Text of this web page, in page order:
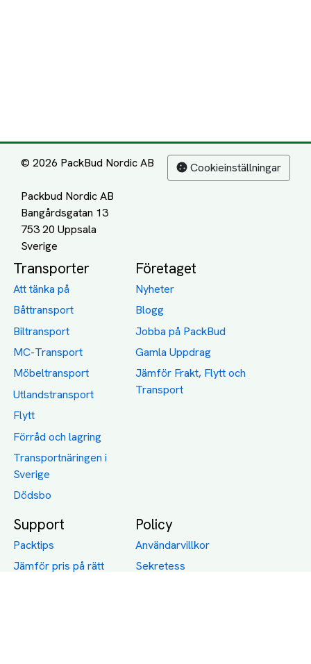
© 2026 PackBud Nordic AB
Packbud Nordic AB
Bangårdsgatan 13
753 20 Uppsala
Cookieinställningar
Transporter
Att tänka på
Båttransport
Biltransport
MC-Transport
Möbeltransport
Utlandstransport
Flytt
Förråd och lagring
Transportnäringen i
Sverige
Dödsbo
Företaget
Nyheter
Blogg
Jobba på PackBud
Gamla Uppdrag
Jämför Frakt, Flytt och
Transport
Support
Packtips
Jämför pris på rätt
Policy
Användarvillkor
Sekretess